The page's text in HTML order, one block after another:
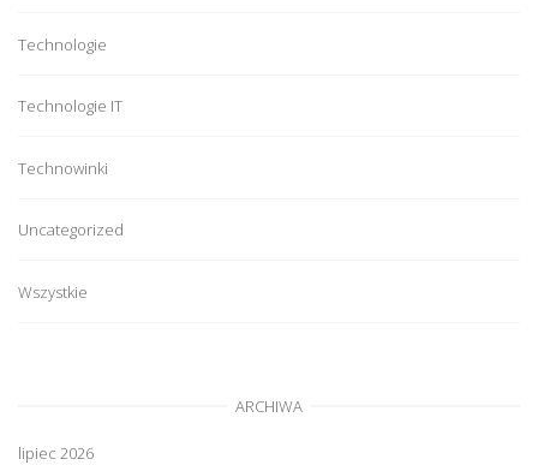
Technologie
Technologie IT
Technowinki
Uncategorized
Wszystkie
ARCHIWA
lipiec 2026